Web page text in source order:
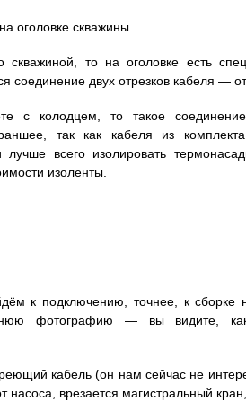
оголовке скважины
скважиной, то на оголовке есть
соединение двух отрезков кабеля —
с колодцем, то такое
так как кабеля из
лучше всего изолировать
изоленты.
к подключению, точнее, к сборке
фотографию — вы видите, как
кабель (он нам сейчас не
насоса, врезается магистральный